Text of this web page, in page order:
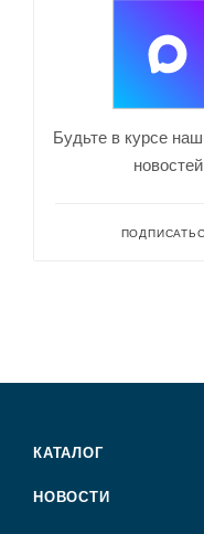
Будьте в курсе
новостей
КАТАЛОГ
НОВОСТИ